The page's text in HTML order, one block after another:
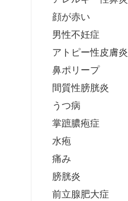
顔が赤い
男性不妊症
アトピー性皮膚炎
鼻ポリープ
間質性膀胱炎
うつ病
掌蹠膿疱症
水疱
痛み
膀胱炎
前立腺肥大症